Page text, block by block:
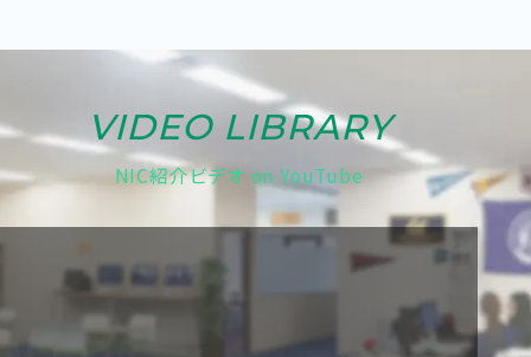
VIDEO LIBRARY
NIC紹介ビデオ on YouTube